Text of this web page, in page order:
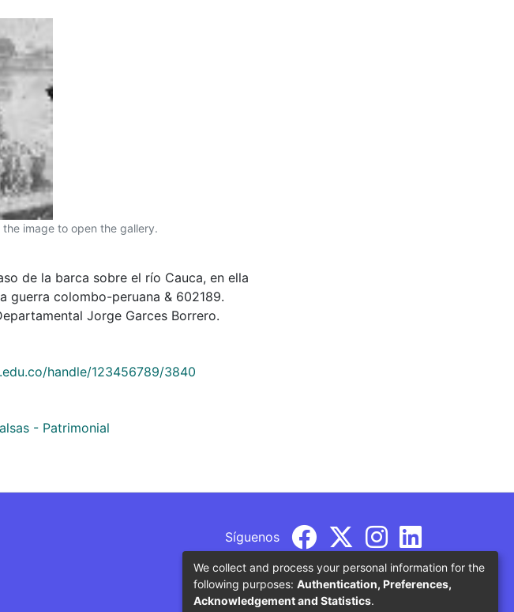
the image to open the gallery.
de la barca sobre el río Cauca, en ella
guerra colombo-peruana & 602189.
Jorge Garces Borrero.
handle/123456789/3840
- Patrimonial
Síguenos
We collect and process your personal information for the
following purposes: Authentication, Preferences,
Acknowledgement and Statistics.